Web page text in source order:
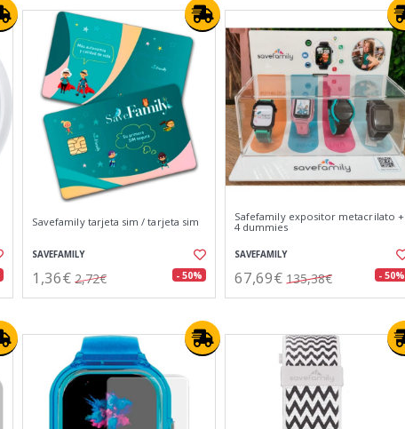
Savefamily tarjeta sim / tarjeta sim
SAVEFAMILY
1,36€ 2,72€ - 50%
Safefamily expositor metacrilato +
4 dummies
SAVEFAMILY
67,69€ 135,38€ - 50%